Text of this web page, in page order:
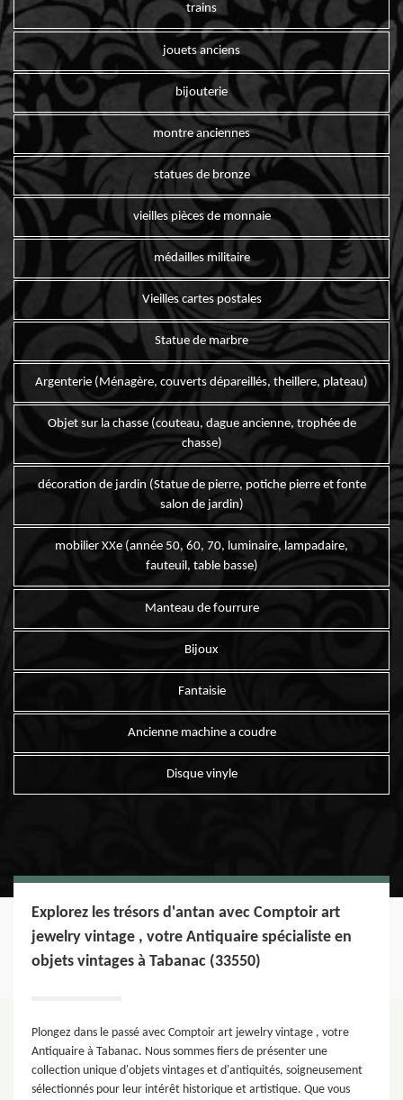
trains
jouets anciens
bijouterie
montre anciennes
statues de bronze
vieilles pièces de monnaie
médailles militaire
Vieilles cartes postales
Statue de marbre
Argenterie (Ménagère, couverts dépareillés, theillere, plateau)
Objet sur la chasse (couteau, dague ancienne, trophée de
chasse)
décoration de jardin (Statue de pierre, potiche pierre et fonte
salon de jardin)
mobilier XXe (année 50, 60, 70, luminaire, lampadaire,
fauteuil, table basse)
Manteau de fourrure
Bijoux
Fantaisie
Ancienne machine a coudre
Disque vinyle
Explorez les trésors d'antan avec Comptoir art
jewelry vintage , votre Antiquaire spécialiste en
objets vintages à Tabanac (33550)
Plongez dans le passé avec Comptoir art jewelry vintage , votre
Antiquaire à Tabanac. Nous sommes fiers de présenter une
collection unique d'objets vintages et d'antiquités, soigneusement
sélectionnés pour leur intérêt historique et artistique. Que vous